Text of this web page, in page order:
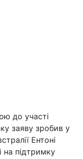
до участі
заяву зробив у
Ентоні
на підтримку